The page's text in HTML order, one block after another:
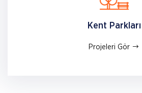
Cadde No:68 İç Kapı No:2 Çankaya/
Doğanbey V.D.
6110587506
Kent Parkları
Projeleri Gör